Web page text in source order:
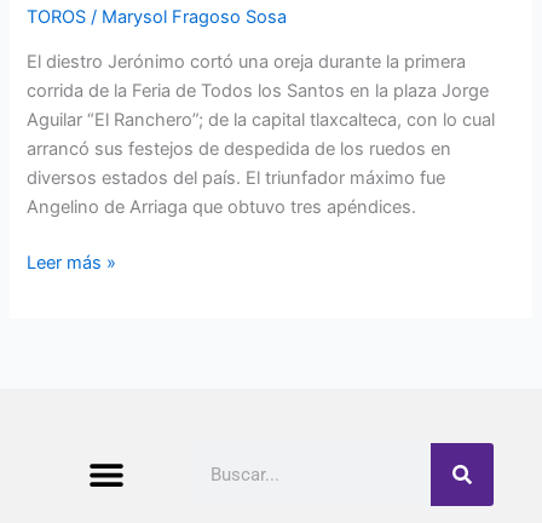
TOROS / Marysol Fragoso Sosa
El diestro Jerónimo cortó una oreja durante la primera
corrida de la Feria de Todos los Santos en la plaza Jorge
Aguilar “El Ranchero”; de la capital tlaxcalteca, con lo cual
arrancó sus festejos de despedida de los ruedos en
diversos estados del país. El triunfador máximo fue
Angelino de Arriaga que obtuvo tres apéndices.
Leer más »